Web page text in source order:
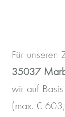
Für unseren
35037
wir auf
(max. €